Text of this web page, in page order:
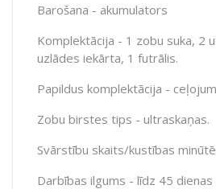
Barošana - akumulators
Komplektācija - 1 zobu suka, 2
uzlādes iekārta, 1 futrālis.
Papildus komplektācija -
Zobu birstes tips - ultraskaņas.
Svārstību skaits/kustības
Darbības ilgums - līdz 45 dienas